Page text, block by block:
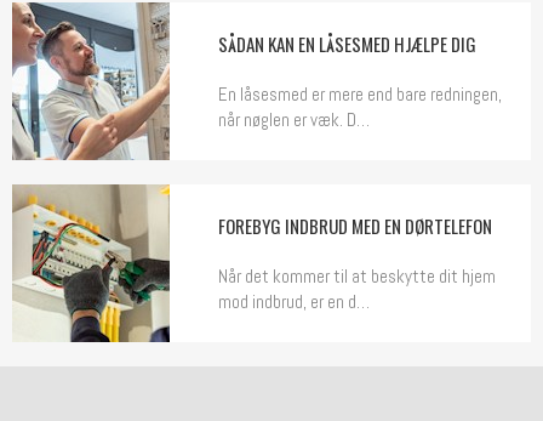
SÅDAN KAN EN LÅSESMED HJÆLPE DIG
En låsesmed er mere end bare redningen,
når nøglen er væk. D…
FOREBYG INDBRUD MED EN DØRTELEFON
Når det kommer til at beskytte dit hjem
mod indbrud, er en d…